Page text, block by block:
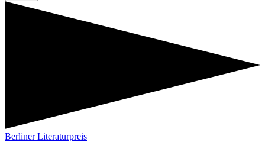
Berliner Literaturpreis